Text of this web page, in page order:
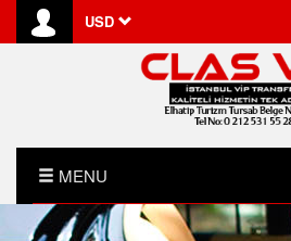
USD
MENU
ANASAYFA